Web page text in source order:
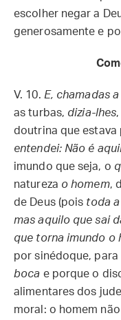
escolher negar a
generosamente e
V. 10. E, chamadas
as turbas, dizia-lhes
doutrina que estava
entendei: Não é
imundo que seja, o
natureza o homem,
de Deus (pois toda
mas aquilo que sai
que torna imundo o
por sinédoque,
boca e porque o
alimentares dos
moral: o homem